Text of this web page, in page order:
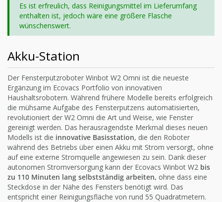
Es ist erfreulich, dass Reinigungsmittel im Lieferumfang
enthalten ist, jedoch wäre eine größere Flasche
wünschenswert.
Akku-Station
Der Fensterputzroboter Winbot W2 Omni ist die neueste
Ergänzung im Ecovacs Portfolio von innovativen
Haushaltsrobotern. Während frühere Modelle bereits erfolgreich
die mühsame Aufgabe des Fensterputzens automatisierten,
revolutioniert der W2 Omni die Art und Weise, wie Fenster
gereinigt werden. Das herausragendste Merkmal dieses neuen
Modells ist die innovative Basisstation, die den Roboter
während des Betriebs über einen Akku mit Strom versorgt, ohne
auf eine externe Stromquelle angewiesen zu sein. Dank dieser
autonomen Stromversorgung kann der Ecovacs Winbot W2 bis
zu 110 Minuten lang selbstständig arbeiten, ohne dass eine
Steckdose in der Nähe des Fensters benötigt wird. Das
entspricht einer Reinigungsfläche von rund 55 Quadratmetern.